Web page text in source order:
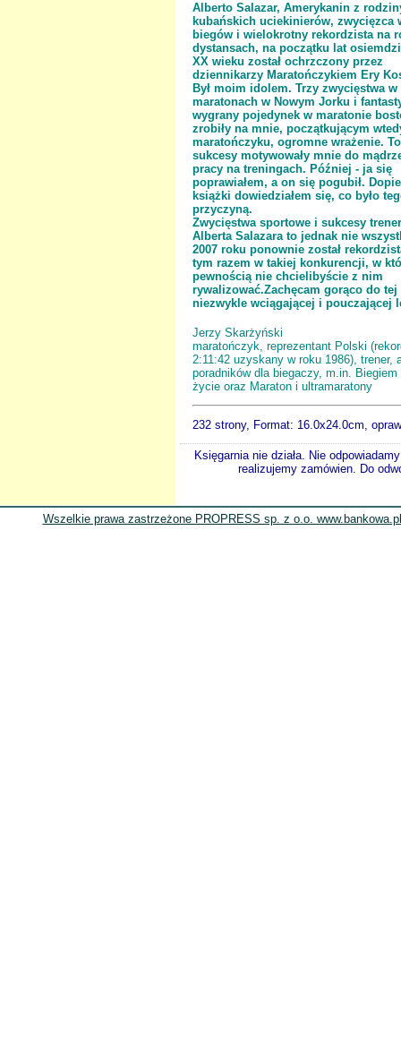
Alberto Salazar, Amerykanin z
kubańskich uciekinierów, zwycięzca
biegów i wielokrotny rekordzista na
dystansach, na początku lat
XX wieku został ochrzczony przez
dziennikarzy Maratończykiem Ery
Był moim idolem. Trzy zwycięstwa w
maratonach w Nowym Jorku i
wygrany pojedynek w maratonie
zrobiły na mnie, początkującym
maratończyku, ogromne wrażenie.
sukcesy motywowały mnie do
pracy na treningach. Później - ja się
poprawiałem, a on się pogubił.
książki dowiedziałem się, co było
przyczyną.
Zwycięstwa sportowe i sukcesy
Alberta Salazara to jednak nie
2007 roku ponownie został
tym razem w takiej konkurencji, w
pewnością nie chcielibyście z nim
rywalizować.Zachęcam gorąco do tej
niezwykle wciągającej i pouczającej
Jerzy Skarżyński
maratończyk, reprezentant Polski
2:11:42 uzyskany w roku 1986), trener,
poradników dla biegaczy, m.in. Biegiem
życie oraz Maraton i ultramaratony
232 strony, Format: 16.0x24.0cm,
Księgarnia nie działa. Nie
realizujemy zamówien. Do
Wszelkie prawa zastrzeżone PROPRESS sp. z o.o.